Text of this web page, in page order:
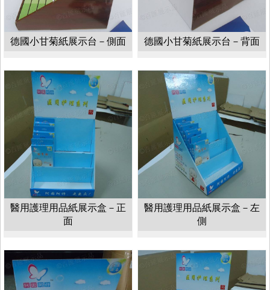
德國小甘菊紙展示台－側面 德國小甘菊紙展示台－背面
醫用護理用品紙展示盒－正
面
醫用護理用品紙展示盒－左
側